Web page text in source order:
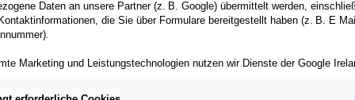
– über mehr als 9.000 Kilometer erstreckt sich die
Eisenbahn. Würde man die in den letzten 20 Jahren
Daten an unsere Partner (z. B. Google) übermittelt werden,
die Sie über Formulare bereitgestellt haben (z. B. E
Marketing und Leistungstechnologien nutzen wir Dienste der Google
Datenschutzniveau; staatliche Zugriffe und eingeschränkte